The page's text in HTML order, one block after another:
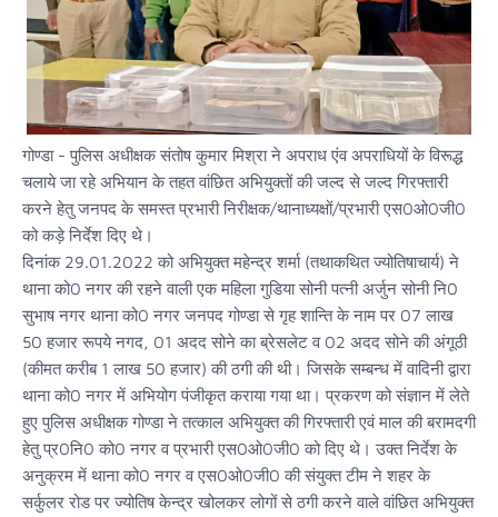
गोण्डा - पुलिस अधीक्षक संतोष कुमार मिश्रा ने अपराध एंव अपराधियों के विरूद्ध
चलाये जा रहे अभियान के तहत वांछित अभियुक्तों की जल्द से जल्द गिरफ्तारी
करने हेतु जनपद के समस्त प्रभारी निरीक्षक/थानाध्यक्षों/प्रभारी एस0ओ0जी0
को कड़े निर्देश दिए थे।
दिनांक 29.01.2022 को अभियुक्त महेन्द्र शर्मा (तथाकथित ज्योतिषाचार्य) ने
थाना को0 नगर की रहने वाली एक महिला गुडिया सोनी पत्नी अर्जुन सोनी नि0
सुभाष नगर थाना को0 नगर जनपद गोण्डा से गृह शान्ति के नाम पर 07 लाख
50 हजार रूपये नगद, 01 अदद सोने का ब्रेसलेट व 02 अदद सोने की अंगूठी
(कीमत करीब 1 लाख 50 हजार) की ठगी की थी। जिसके सम्बन्ध में वादिनी द्वारा
थाना को0 नगर में अभियोग पंजीकृत कराया गया था। प्रकरण को संज्ञान में लेते
हुए पुलिस अधीक्षक गोण्डा ने तत्काल अभियुक्त की गिरफ्तारी एवं माल की बरामदगी
हेतु प्र0नि0 को0 नगर व प्रभारी एस0ओ0जी0 को दिए थे। उक्त निर्देश के
अनुक्रम में थाना को0 नगर व एस0ओ0जी0 की संयुक्त टीम ने शहर के
सर्कुलर रोड पर ज्योतिष केन्द्र खोलकर लोगों से ठगी करने वाले वांछित अभियुक्त